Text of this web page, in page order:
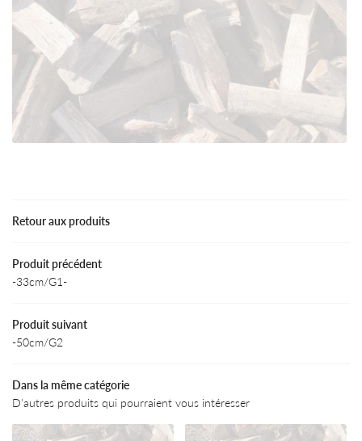
Energie
et conseils
Actualités
Contact
Retour aux produits
Produit précédent
-33cm/G1-
Produit suivant
-50cm/G2
Dans la même catégorie
D'autres produits qui pourraient vous intéresser